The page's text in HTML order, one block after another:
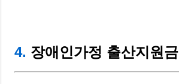
4. 장애인가정 출산지원금